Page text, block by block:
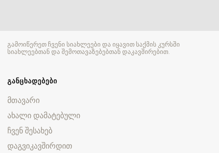
გამოიწერეთ ჩვენი სიახლეები და იყავით საქმის კურსში
სიახლეებთან და შემოთავაზებებთან დაკავშირებით.
ᲒᲐᲜᲪᲮᲐᲓᲔᲑᲔᲑᲘ
მთავარი
ახალი დამატებული
ჩვენ შესახებ
დაგვიკავშირდით